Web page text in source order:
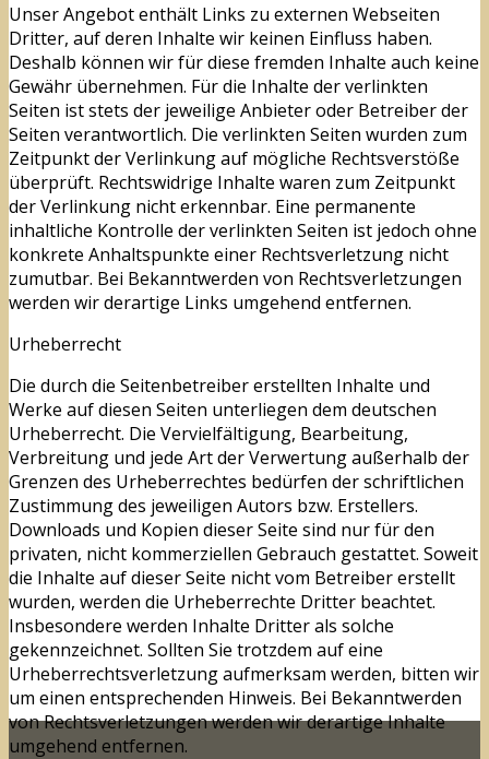
Unser Angebot enthält Links zu externen Webseiten
Dritter, auf deren Inhalte wir keinen Einfluss haben.
Deshalb können wir für diese fremden Inhalte auch keine
Gewähr übernehmen. Für die Inhalte der verlinkten
Seiten ist stets der jeweilige Anbieter oder Betreiber der
Seiten verantwortlich. Die verlinkten Seiten wurden zum
Zeitpunkt der Verlinkung auf mögliche Rechtsverstöße
überprüft. Rechtswidrige Inhalte waren zum Zeitpunkt
der Verlinkung nicht erkennbar. Eine permanente
inhaltliche Kontrolle der verlinkten Seiten ist jedoch ohne
konkrete Anhaltspunkte einer Rechtsverletzung nicht
zumutbar. Bei Bekanntwerden von Rechtsverletzungen
werden wir derartige Links umgehend entfernen.
Urheberrecht
Die durch die Seitenbetreiber erstellten Inhalte und
Werke auf diesen Seiten unterliegen dem deutschen
Urheberrecht. Die Vervielfältigung, Bearbeitung,
Verbreitung und jede Art der Verwertung außerhalb der
Grenzen des Urheberrechtes bedürfen der schriftlichen
Zustimmung des jeweiligen Autors bzw. Erstellers.
Downloads und Kopien dieser Seite sind nur für den
privaten, nicht kommerziellen Gebrauch gestattet. Soweit
die Inhalte auf dieser Seite nicht vom Betreiber erstellt
wurden, werden die Urheberrechte Dritter beachtet.
Insbesondere werden Inhalte Dritter als solche
gekennzeichnet. Sollten Sie trotzdem auf eine
Urheberrechtsverletzung aufmerksam werden, bitten wir
um einen entsprechenden Hinweis. Bei Bekanntwerden
von Rechtsverletzungen werden wir derartige Inhalte
umgehend entfernen.